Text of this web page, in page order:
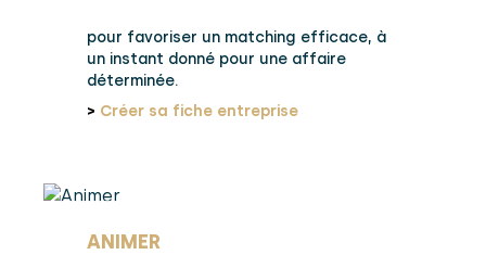
pour favoriser un matching efficace, à
un instant donné pour une affaire
déterminée.
> Créer sa fiche entreprise
ANIMER